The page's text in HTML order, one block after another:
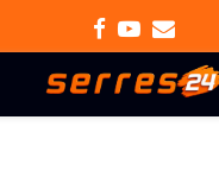
Facebook
Youtube
Email